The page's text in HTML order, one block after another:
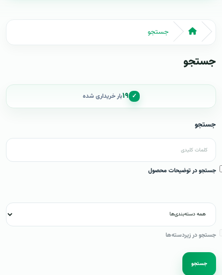
جستجو
جستجو
✓ ۱۹بار خریداری شده
جستجو
جستجو در توضیحات محصول
جستجو در زیردسته‌ها
جستجو